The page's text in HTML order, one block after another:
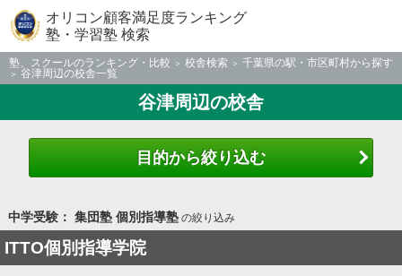
オリコン顧客満足度ランキング
塾・学習塾 検索
塾、スクールのランキング・比較 校舎検索
千葉県の駅・市区町村から探す
谷津周辺の校舎一覧
谷津周辺の校舎
目的から絞り込む
中学受験： 集団塾 個別指導塾の絞り込み
ITTO個別指導学院